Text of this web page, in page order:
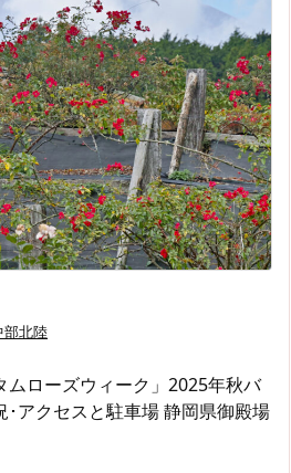
部北陸
ムローズウィーク」2025年秋バ
･アクセスと駐車場 静岡県御殿場